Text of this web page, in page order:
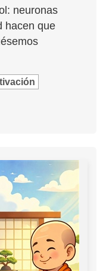
neuronas
hacen que